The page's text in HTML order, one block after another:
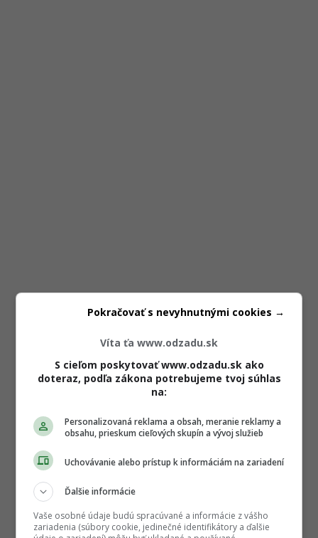
Víta ťa www.odzadu.sk
S cieľom poskytovať www.odzadu.sk ako
doteraz, podľa zákona potrebujeme tvoj súhlas
na:
Personalizovaná reklama a obsah, meranie reklamy a
obsahu, prieskum cieľových skupín a vývoj služieb
Uchovávanie alebo prístup k informáciám na zariadení
Ďalšie informácie
Vaše osobné údaje budú spracúvané a informácie z vášho
zariadenia (súbory cookie, jedinečné identifikátory a ďalšie
Pokračovať s nevyhnutnými cookies →